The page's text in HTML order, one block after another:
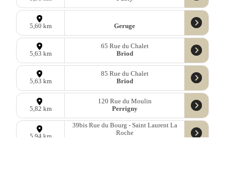
5,60 km Geruge
5,63 km
65 Rue du Chalet
Briod
5,63 km
85 Rue du Chalet
Briod
5,82 km
120 Rue du Moulin
Perrigny
5,94 km
39bis Rue du Bourg - Saint Laurent La
Roche